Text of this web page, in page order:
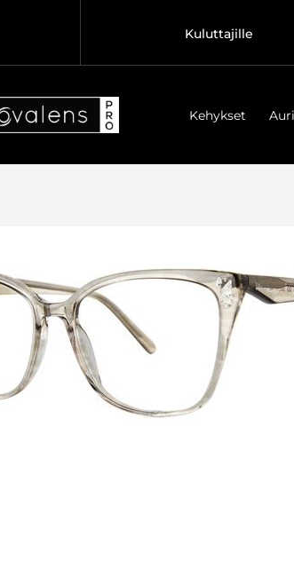
Kuluttajille
Kehykset